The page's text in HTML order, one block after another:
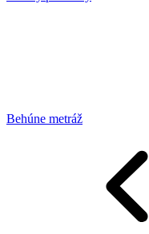
Behúne metráž